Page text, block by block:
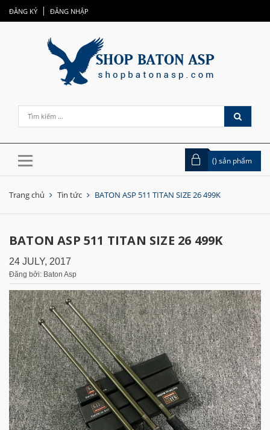
ĐĂNG KÝ ĐĂNG NHẬP
() sản phẩm
Trang chủ Tin tức BATON ASP 511 TITAN SIZE 26 499K
BATON ASP 511 TITAN SIZE 26 499K
24 JULY, 2017
Đăng bởi: Baton Asp